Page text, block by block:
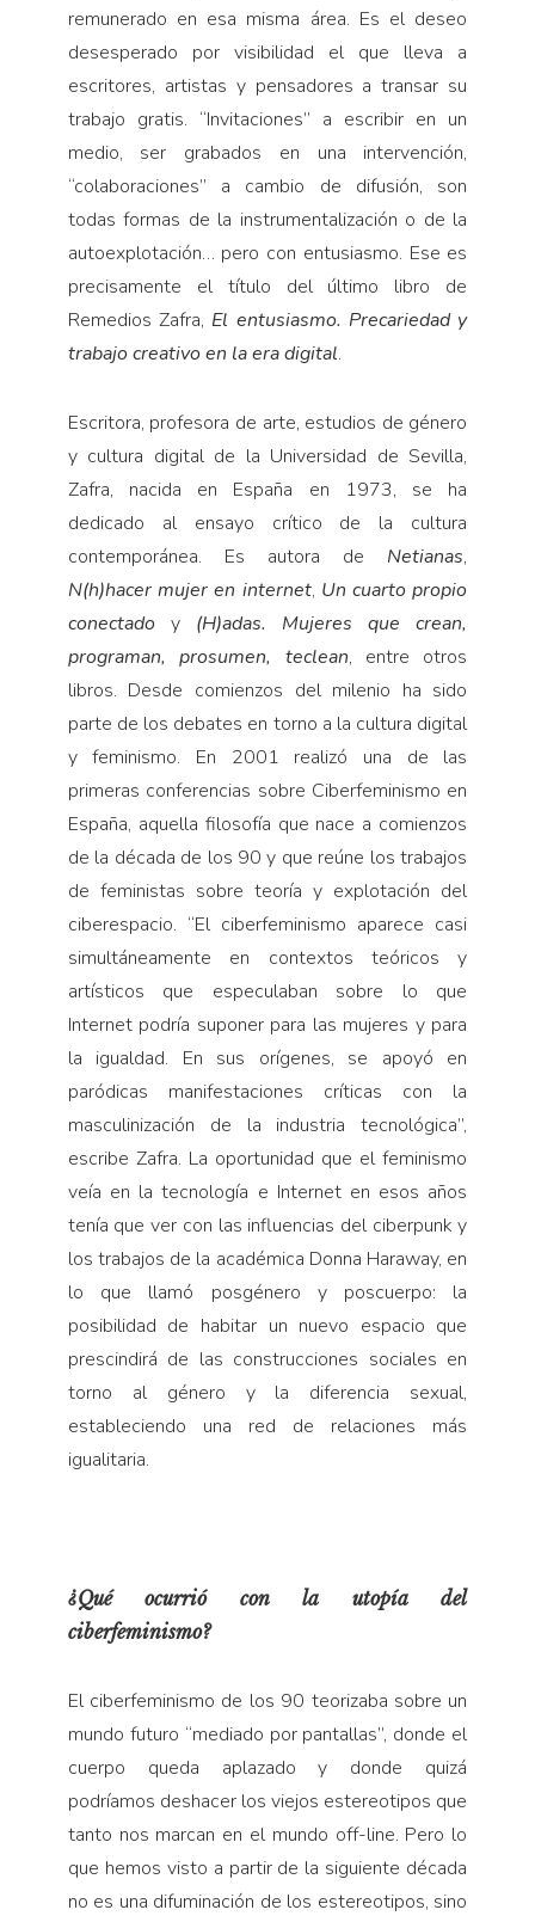
remunerado en esa misma área. Es el deseo
desesperado por visibilidad el que lleva a
escritores, artistas y pensadores a transar su
trabajo gratis. “Invitaciones” a escribir en un
medio, ser grabados en una intervención,
“colaboraciones” a cambio de difusión, son
todas formas de la instrumentalización o de la
autoexplotación… pero con entusiasmo. Ese es
precisamente el título del último libro de
Remedios Zafra, El entusiasmo. Precariedad y
trabajo creativo en la era digital.
Escritora, profesora de arte, estudios de género
y cultura digital de la Universidad de Sevilla,
Zafra, nacida en España en 1973, se ha
dedicado al ensayo crítico de la cultura
contemporánea. Es autora de Netianas,
N(h)hacer mujer en internet, Un cuarto propio
conectadoy (H)adas. Mujeres que crean,
programan, prosumen, teclean, entre otros
libros. Desde comienzos del milenio ha sido
parte de los debates en torno a la cultura digital
y feminismo. En 2001 realizó una de las
primeras conferencias sobre Ciberfeminismo en
España, aquella filosofía que nace a comienzos
de la década de los 90 y que reúne los trabajos
de feministas sobre teoría y explotación del
ciberespacio. “El ciberfeminismo aparece casi
simultáneamente en contextos teóricos y
artísticos que especulaban sobre lo que
Internet podría suponer para las mujeres y para
la igualdad. En sus orígenes, se apoyó en
paródicas manifestaciones críticas con la
masculinización de la industria tecnológica”,
escribe Zafra. La oportunidad que el feminismo
veía en la tecnología e Internet en esos años
tenía que ver con las influencias del ciberpunk y
los trabajos de la académica Donna Haraway, en
lo que llamó posgénero y poscuerpo: la
posibilidad de habitar un nuevo espacio que
prescindirá de las construcciones sociales en
torno al género y la diferencia sexual,
estableciendo una red de relaciones más
igualitaria.
¿Qué ocurrió con la utopía del
ciberfeminismo?
El ciberfeminismo de los 90 teorizaba sobre un
mundo futuro “mediado por pantallas”, donde el
cuerpo queda aplazado y donde quizá
podríamos deshacer los viejos estereotipos que
tanto nos marcan en el mundo off-line. Pero lo
que hemos visto a partir de la siguiente década
no es una difuminación de los estereotipos, sino